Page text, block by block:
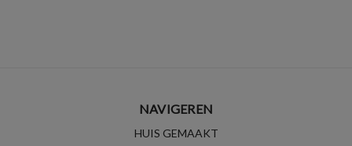
NAVIGEREN
HUIS GEMAAKT